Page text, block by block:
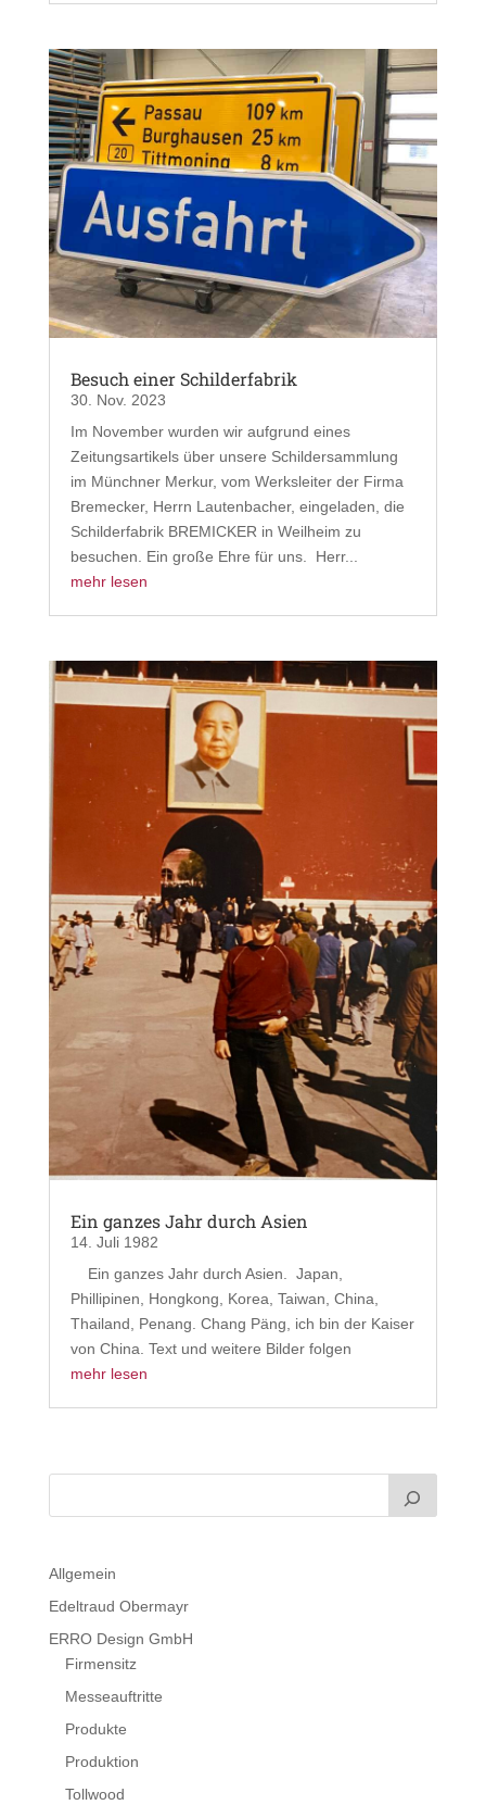
Besuch einer Schilderfabrik
30. Nov. 2023
Im November wurden wir aufgrund eines
Zeitungsartikels über unsere Schildersammlung
im Münchner Merkur, vom Werksleiter der Firma
Bremecker, Herrn Lautenbacher, eingeladen, die
Schilderfabrik BREMICKER in Weilheim zu
besuchen. Ein große Ehre für uns. Herr...
mehr lesen
Ein ganzes Jahr durch Asien
14. Juli 1982
Ein ganzes Jahr durch Asien. Japan,
Phillipinen, Hongkong, Korea, Taiwan, China,
Thailand, Penang. Chang Päng, ich bin der Kaiser
von China. Text und weitere Bilder folgen
mehr lesen
Allgemein
Edeltraud Obermayr
ERRO Design GmbH
Firmensitz
Messeauftritte
Produkte
Produktion
Tollwood